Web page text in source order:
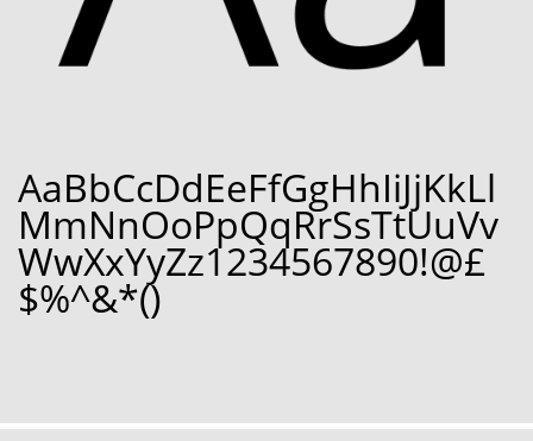
AaBbCcDdEeFfGgHhIiJjKkLl
MmNnOoPpQqRrSsTtUuVv
WwXxYyZz1234567890!@£
$%^&*()